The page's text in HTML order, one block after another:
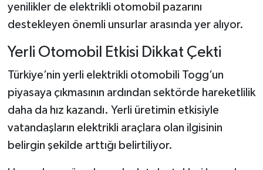
yenilikler de elektrikli otomobil pazarını
destekleyen önemli unsurlar arasında yer alıyor.
Yerli Otomobil Etkisi Dikkat Çekti
Türkiye’nin yerli elektrikli otomobili Togg’un
piyasaya çıkmasının ardından sektörde hareketlilik
daha da hız kazandı. Yerli üretimin etkisiyle
vatandaşların elektrikli araçlara olan ilgisinin
belirgin şekilde arttığı belirtiliyor.